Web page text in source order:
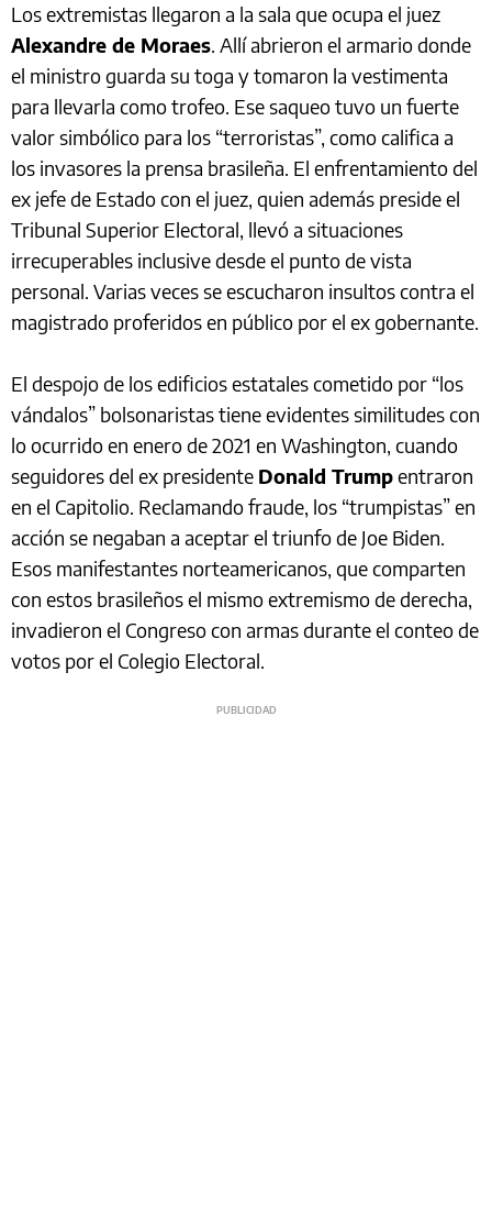
Los extremistas llegaron a la sala que ocupa el juez
Alexandre de Moraes. Allí abrieron el armario donde
el ministro guarda su toga y tomaron la vestimenta
para llevarla como trofeo. Ese saqueo tuvo un fuerte
valor simbólico para los “terroristas”, como califica a
los invasores la prensa brasileña. El enfrentamiento del
ex jefe de Estado con el juez, quien además preside el
Tribunal Superior Electoral, llevó a situaciones
irrecuperables inclusive desde el punto de vista
personal. Varias veces se escucharon insultos contra el
magistrado proferidos en público por el ex gobernante.
El despojo de los edificios estatales cometido por “los
vándalos” bolsonaristas tiene evidentes similitudes con
lo ocurrido en enero de 2021 en Washington, cuando
seguidores del ex presidente Donald Trumpentraron
en el Capitolio. Reclamando fraude, los “trumpistas” en
acción se negaban a aceptar el triunfo de Joe Biden.
Esos manifestantes norteamericanos, que comparten
con estos brasileños el mismo extremismo de derecha,
invadieron el Congreso con armas durante el conteo de
votos por el Colegio Electoral.